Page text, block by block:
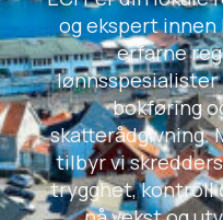
og ekspert innen
erfarne
lønnsspesialister
bokføring
skatterådgivning.
tilbyr vi
trygghet, kontroll